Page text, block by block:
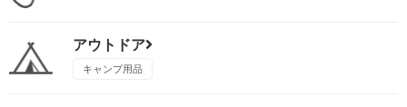
アウトドア
キャンプ用品